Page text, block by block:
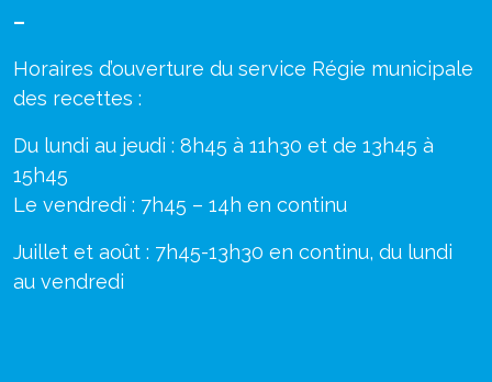
–
Horaires d’ouverture du service Régie municipale
des recettes :
Du lundi au jeudi : 8h45 à 11h30 et de 13h45 à
15h45
Le vendredi : 7h45 – 14h en continu
Juillet et août : 7h45-13h30 en continu, du lundi
au vendredi